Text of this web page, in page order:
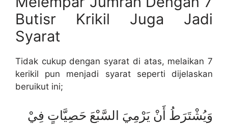
Butisr Krikil Juga Jadi
Syarat
Tidak cukup dengan syarat di atas, melaikan 7
kerikil pun menjadi syarat seperti dijelaskan
beruikut ini;
وَيُشْتَرَطُ أَنْ يَرْمِيَ السَّبْعَ حَصِيَّاتٍ فِيْ